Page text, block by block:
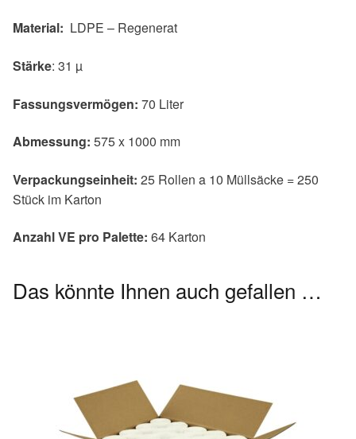
Material: LDPE – Regenerat
Stärke: 31 µ
Fassungsvermögen: 70 Liter
Abmessung: 575 x 1000 mm
Verpackungseinheit: 25 Rollen a 10 Müllsäcke = 250
Stück im Karton
Anzahl VE pro Palette: 64 Karton
Das könnte Ihnen auch gefallen …